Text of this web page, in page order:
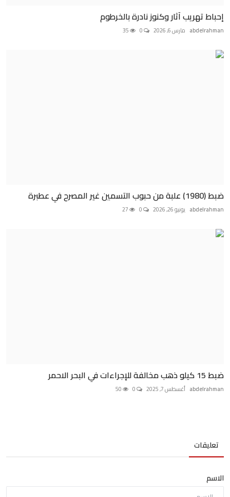
إحباط تهريب آثار وكنوز نادرة بالخرطوم
abdelrahman مارس 6, 2026
ضبط (1980) علبة من حبوب التسمين غير المصرح في عطبرة
abdelrahman يونيو 26, 2026
ضبط 15 كيلو ذهب مخالفة للإجراءات في البحر الاحمر
abdelrahman أغسطس 7, 2025
تعليقات
الاسم